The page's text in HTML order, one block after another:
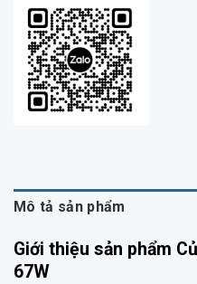
Mô tả sản phẩm
Giới thiệu sản phẩm
67W